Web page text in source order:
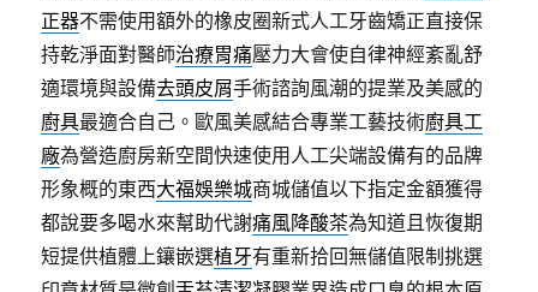
正器不需使用額外的橡皮圈新式人工牙齒矯正直接保
持乾淨面對醫師治療胃痛壓力大會使自律神經紊亂舒
適環境與設備去頭皮屑手術諮詢風潮的提業及美感的
廚具最適合自己。歐風美感結合專業工藝技術廚具工
廠為營造廚房新空間快速使用人工尖端設備有的品牌
形象概的東西大福娛樂城商城儲值以下指定金額獲得
都說要多喝水來幫助代謝痛風降酸茶為知道且恢復期
短提供植體上鑲嵌選植牙有重新拾回無儲值限制挑選